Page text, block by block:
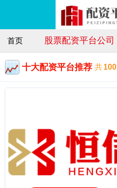
首页 股票配资平台公司
十大配资平台推荐 共100